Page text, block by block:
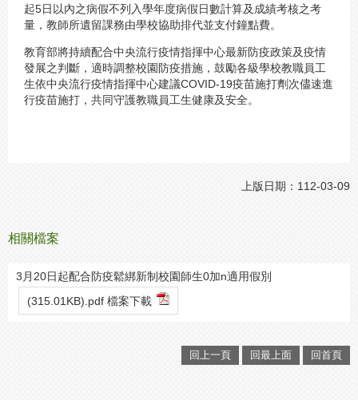
起5日以內之病假不列入學年度病假日數計算及成績考核之考
量，教師所遺留課務由學校協助排代並支付鐘點費。
教育部將持續配合中央流行疫情指揮中心最新防疫政策及疫情
發展之判斷，適時調整校園防疫措施，鼓勵各級學校教職員工
生依中央流行疫情指揮中心建議COVID-19疫苗施打劑次儘速進
行疫苗施打，共同守護教職員工生健康及安全。
上版日期：112-03-09
相關檔案
3月20日起配合防疫鬆綁新制校園師生0加n適用假別
(315.01KB).pdf 檔案下載
回上一頁 回最上面 回首頁